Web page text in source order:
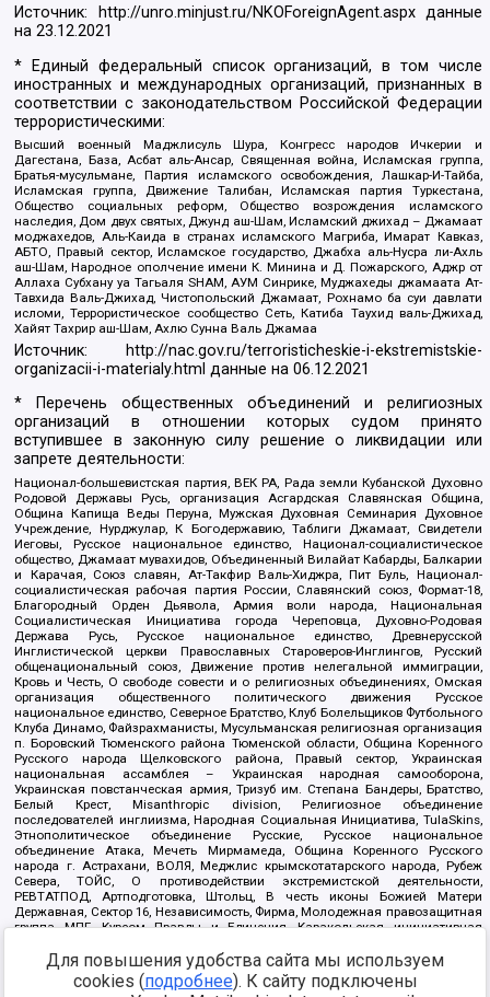
Источник: http://unro.minjust.ru/NKOForeignAgent.aspxданные
на23.12.2021
* Единый федеральный список организаций, в том числе
иностранных и международных организаций, признанных в
соответствии с законодательством Российской Федерации
террористическими:
Высший военный Маджлисуль Шура, Конгресс народов Ичкерии и
Дагестана, База, Асбат аль-Ансар, Священная война, Исламская группа,
Братья-мусульмане, Партия исламского освобождения, Лашкар-И-Тайба,
Исламская группа, Движение Талибан, Исламская партия Туркестана,
Общество социальных реформ, Общество возрождения исламского
наследия, Дом двух святых, Джунд аш-Шам, Исламский джихад – Джамаат
моджахедов, Аль-Каида в странах исламского Магриба, Имарат Кавказ,
АБТО, Правый сектор, Исламское государство, Джабха аль-Нусра ли-Ахль
аш-Шам, Народное ополчение имени К. Минина и Д. Пожарского, Аджр от
Аллаха Субхану уа Тагьаля SHAM, АУМ Синрике, Муджахеды джамаата Ат-
Тавхида Валь-Джихад, Чистопольский Джамаат, Рохнамо ба суи давлати
исломи, Террористическое сообщество Сеть, Катиба Таухид валь-Джихад,
Хайят Тахрир аш-Шам, Ахлю Сунна Валь Джамаа
Источник:
http://nac.gov.ru/terroristicheskie-i-ekstremistskie-
organizacii-i-materialy.html данные на06.12.2021
* Перечень общественных объединений и религиозных
организаций в отношении которых судом принято
вступившее в законную силу решение о ликвидации или
запрете деятельности:
Национал-большевистская партия, ВЕК РА, Рада земли Кубанской Духовно
Родовой Державы Русь, организация Асгардская Славянская Община,
Община Капища Веды Перуна, Мужская Духовная Семинария Духовное
Учреждение, Нурджулар, К Богодержавию, Таблиги Джамаат, Свидетели
Иеговы, Русское национальное единство, Национал-социалистическое
общество, Джамаат мувахидов, Объединенный Вилайат Кабарды, Балкарии
и Карачая, Союз славян, Ат-Такфир Валь-Хиджра, Пит Буль, Национал-
социалистическая рабочая партия России, Славянский союз, Формат-18,
Благородный Орден Дьявола, Армия воли народа, Национальная
Социалистическая Инициатива города Череповца, Духовно-Родовая
Держава Русь, Русское национальное единство, Древнерусской
Инглистической церкви Православных Староверов-Инглингов, Русский
общенациональный союз, Движение против нелегальной иммиграции,
Кровь и Честь, О свободе совести и о религиозных объединениях, Омская
организация общественного политического движения Русское
национальное единство, Северное Братство, Клуб Болельщиков Футбольного
Клуба Динамо, Файзрахманисты, Мусульманская религиозная организация
п. Боровский Тюменского района Тюменской области, Община Коренного
Русского народа Щелковского района, Правый сектор, Украинская
национальная ассамблея – Украинская народная самооборона,
Украинская повстанческая армия, Тризуб им. Степана Бандеры, Братство,
Белый Крест, Misanthropic division, Религиозное объединение
последователей инглиизма, Народная Социальная Инициатива, TulaSkins,
Этнополитическое объединение Русские, Русское национальное
объединение Атака, Мечеть Мирмамеда, Община Коренного Русского
народа г. Астрахани, ВОЛЯ, Меджлис крымскотатарского народа, Рубеж
Севера, ТОЙС, О противодействии экстремистской деятельности,
РЕВТАТПОД, Артподготовка, Штольц, В честь иконы Божией Матери
Державная, Сектор 16, Независимость, Фирма, Молодежная правозащитная
группа МПГ, Курсом Правды и Единения, Каракольская инициативная
Благотворительный пансионат Ак Умут, Русская республика Русь,
Арестантское уголовное единство, Башкорт, Нация и свобода, W.H.С., Фалунь
Дафа, Иртыш Ultras, Русский Патриотический клуб-Новокузнецк/РПК,
Для повышения удобства сайта мы используем
cookies (подробнее). К сайту подключены